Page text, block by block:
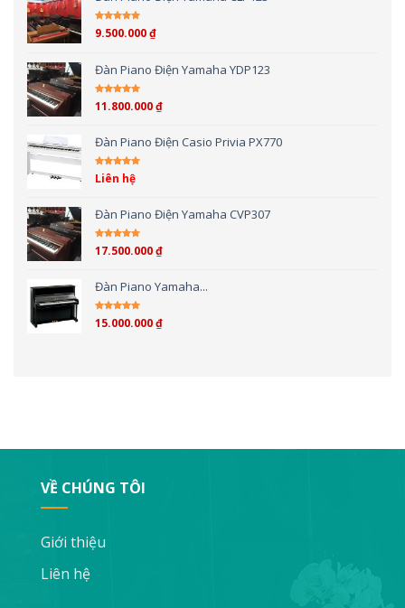
Được xếp hạng
9.500.000₫
Đàn Piano Điện Yamaha YDP123
Được xếp hạng
11.800.000₫
Đàn Piano Điện Casio Privia PX770
Được xếp hạng
Liên hệ
Đàn Piano Điện Yamaha CVP307
Được xếp hạng
17.500.000₫
Đàn Piano Yamaha...
Được xếp hạng
15.000.000₫
VỀ CHÚNG TÔI
Giới thiệu
Liên hệ